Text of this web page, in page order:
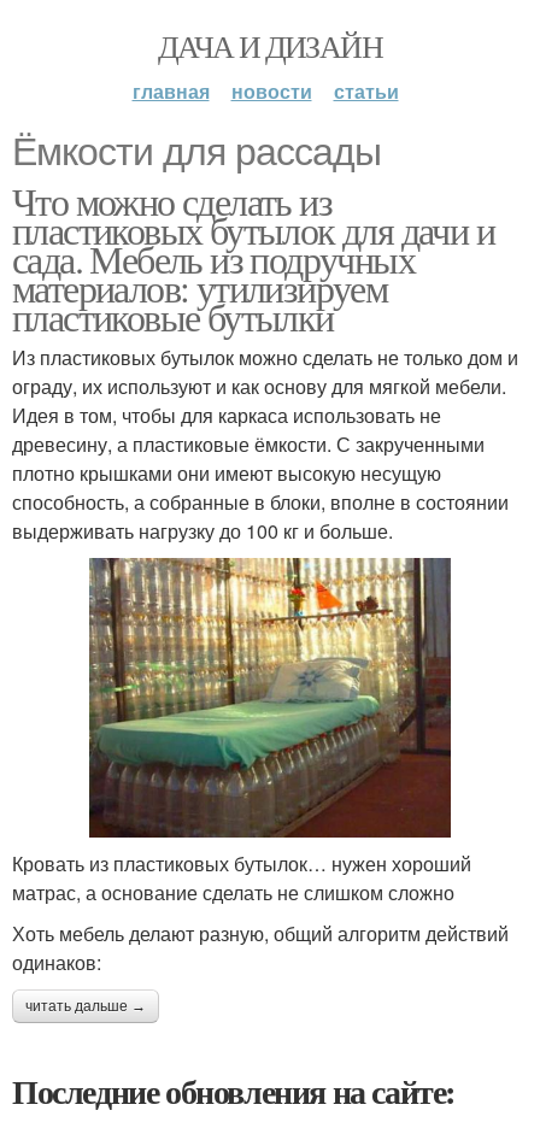
ДАЧА И ДИЗАЙН
главная новости статьи
Ёмкости для рассады
Что можно сделать из
пластиковых бутылок для дачи и
сада. Мебель из подручных
материалов: утилизируем
пластиковые бутылки
Из пластиковых бутылок можно сделать не только дом и
ограду, их используют и как основу для мягкой мебели.
Идея в том, чтобы для каркаса использовать не
древесину, а пластиковые ёмкости. С закрученными
плотно крышками они имеют высокую несущую
способность, а собранные в блоки, вполне в состоянии
выдерживать нагрузку до 100 кг и больше.
Кровать из пластиковых бутылок… нужен хороший
матрас, а основание сделать не слишком сложно
Хоть мебель делают разную, общий алгоритм действий
одинаков:
читать дальше →
Последние обновления на сайте: